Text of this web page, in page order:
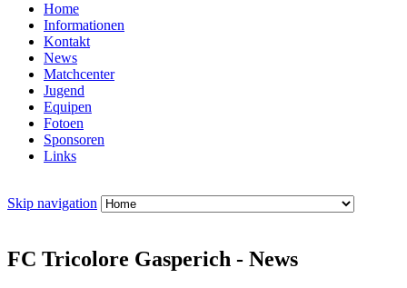
Home
Informationen
Kontakt
News
Matchcenter
Jugend
Equipen
Fotoen
Sponsoren
Links
Skip navigation
FC Tricolore Gasperich - News